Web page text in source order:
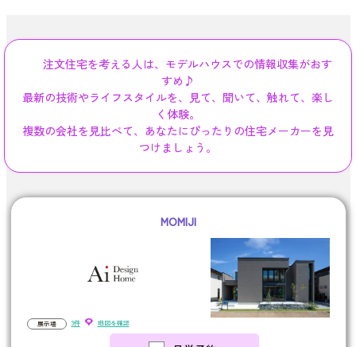
注文住宅を考える人は、モデルハウスでの情報収集がおす
すめ♪
最新の技術やライフスタイルを、見て、聞いて、触れて、楽し
く体験。
複数の会社を見比べて、あなたにぴったりの住宅メーカーを見
つけましょう。
MOMIJI
展示場 3件 地図を確認